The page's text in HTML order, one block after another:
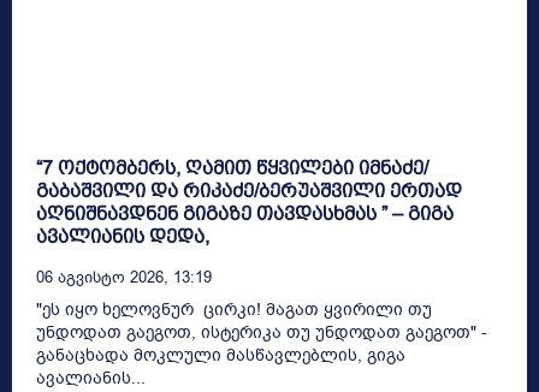
“7 ოქტომბერს, ღამით წყვილები იმნაძე/
გაბაშვილი და რიკაძე/ბერუაშვილი ერთად
აღნიშნავდნენ გიგაზე თავდასხმას ” – გიგა
ავალიანის დედა,
06 Აგვისტო 2026, 13:19
"ეს იყო ხელოვნურ ცირკი! მაგათ ყვირილი თუ
უნდოდათ გაეგოთ, ისტერიკა თუ უნდოდათ გაეგოთ" -
განაცხადა მოკლული მასწავლებლის, გიგა
ავალიანის...